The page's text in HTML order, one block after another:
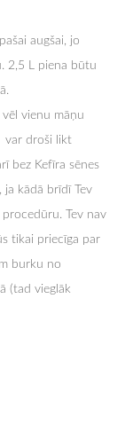
augšai, jo
2,5 L piena būtu
vienu māņu
var droši likt
bez Kefīra sēnes
ja kādā brīdī Tev
Tev nav
tikai priecīga par
burku no
(tad vieglāk